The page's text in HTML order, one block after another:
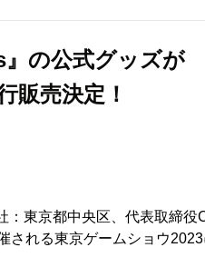
の公式グッズが
販売決定！
：東京都中央区、代表取締役
される東京ゲームショウ